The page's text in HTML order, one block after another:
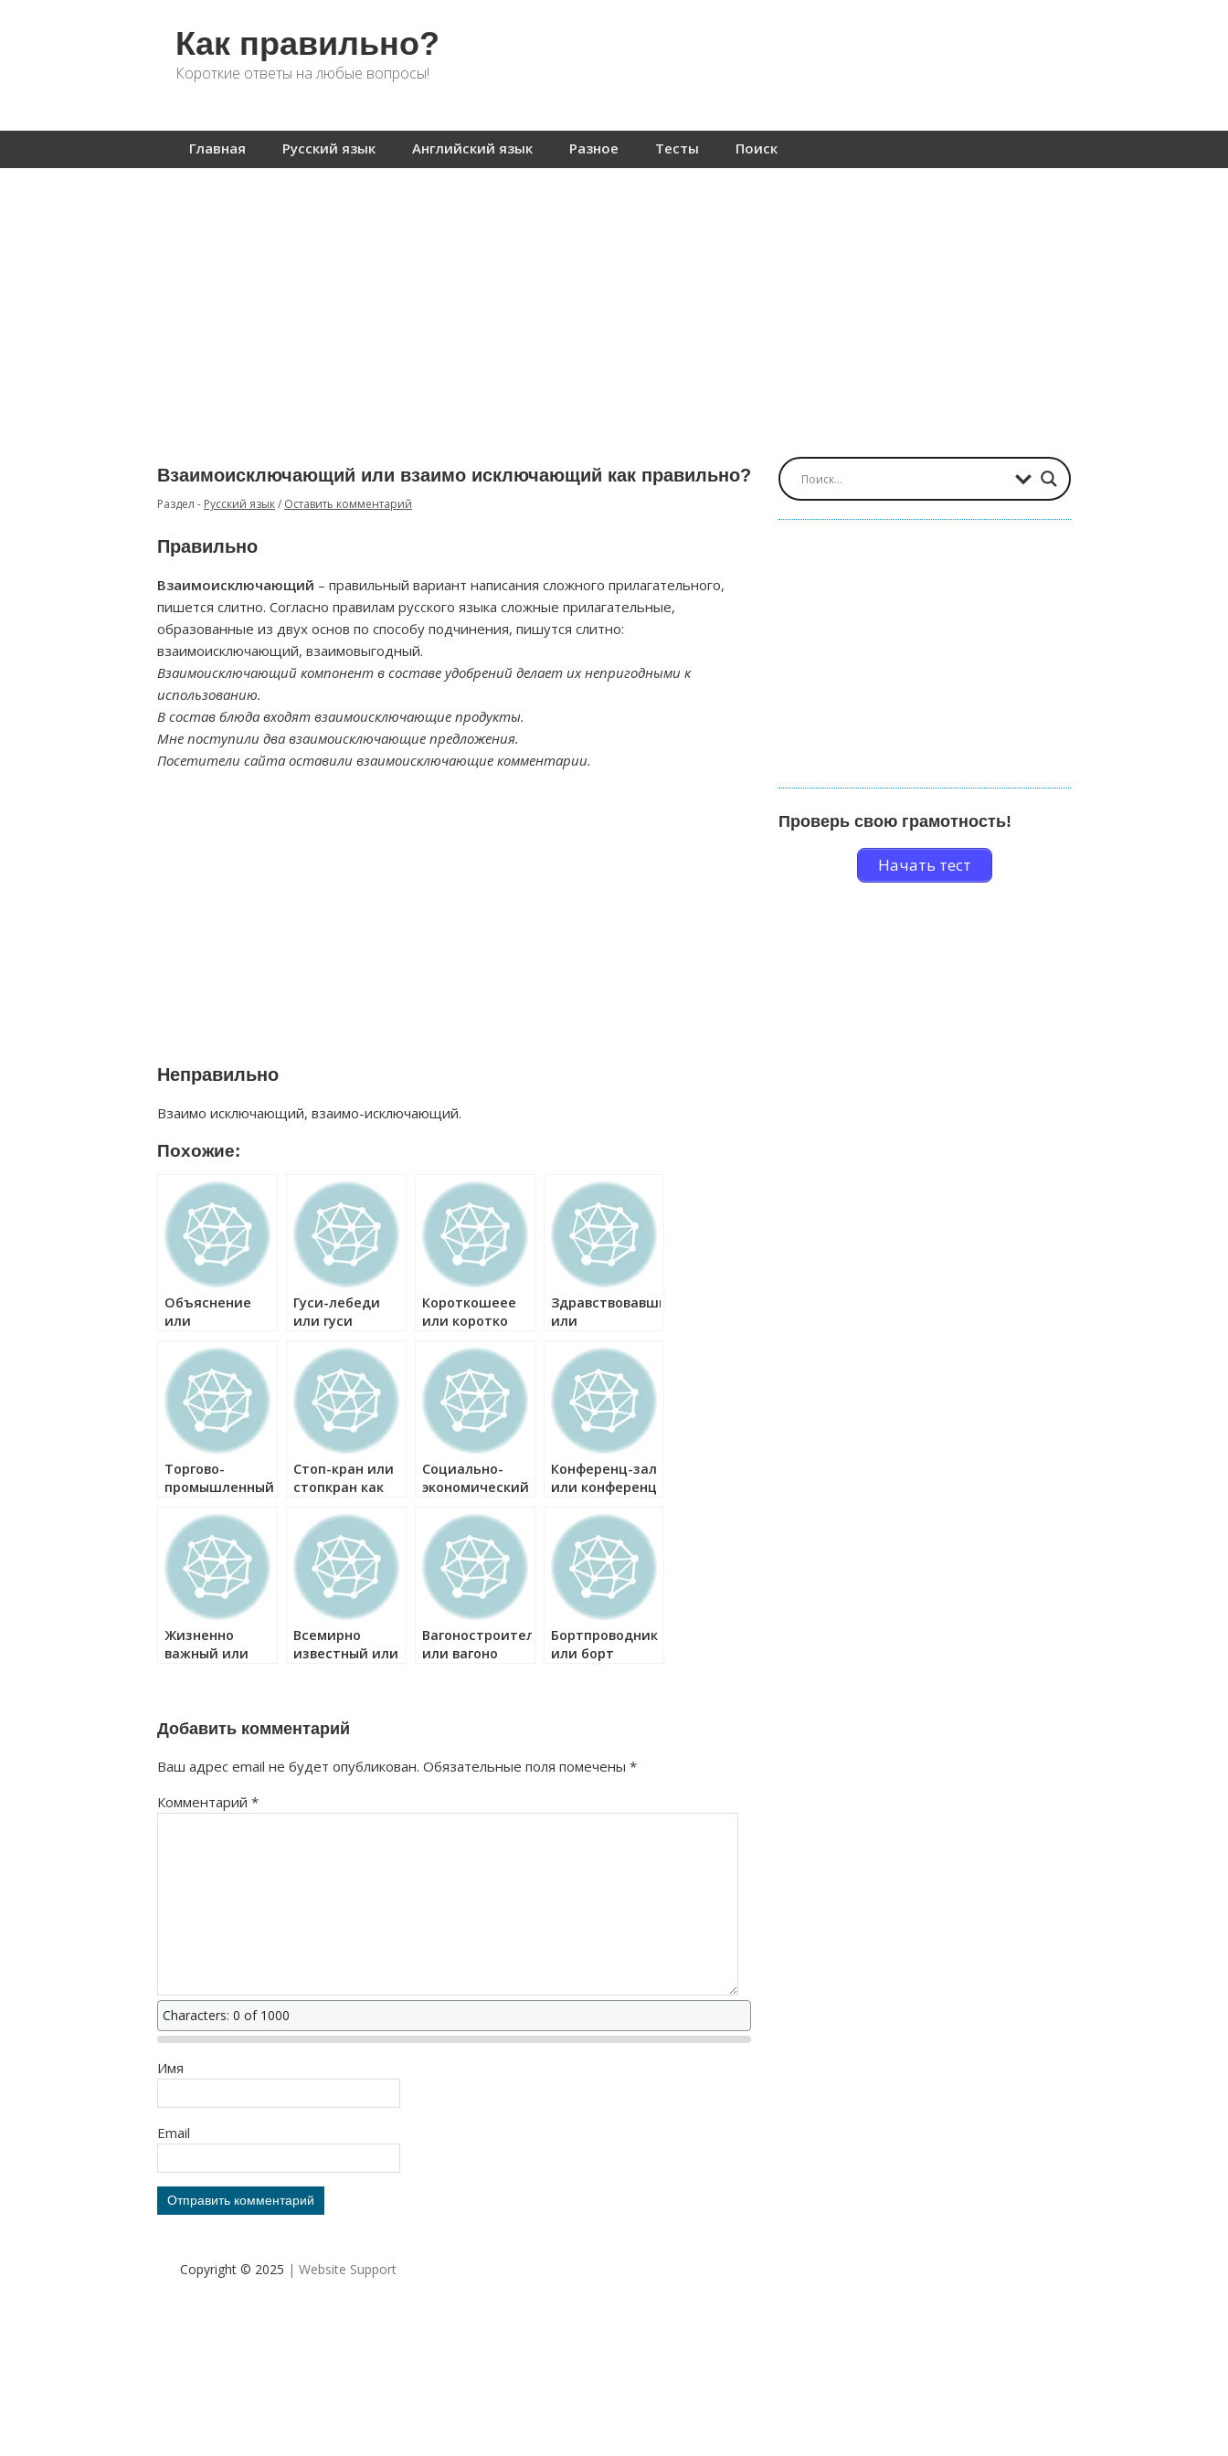
Как правильно?
Короткие ответы на любые вопросы!
Главная Русский язык Английский язык Разное Тесты Поиск
Взаимоисключающий или взаимо исключающий как правильно?
Раздел - Русский язык/ Оставить комментарий
Правильно
Взаимоисключающий – правильный вариант написания сложного прилагательного,
пишется слитно. Согласно правилам русского языка сложные прилагательные,
образованные из двух основ по способу подчинения, пишутся слитно:
взаимоисключающий, взаимовыгодный.
Взаимоисключающий компонент в составе удобрений делает их непригодными к
использованию.
В состав блюда входят взаимоисключающие продукты.
Мне поступили два взаимоисключающие предложения.
Посетители сайта оставили взаимоисключающие комментарии.
Неправильно
Взаимо исключающий, взаимо-исключающий.
Похожие:
Объяснение
или
правильно?
Гуси-лебеди
или гуси
правильно?
Короткошеее
или коротко
правильно?
Здравствовавший
или
как правильно?
Торгово-
промышленный
торговопромышленный
как правильно?
Стоп-кран или
стопкран как
Социально-
экономический
экономический
как правильно?
Конференц-зал
или конференц
правильно?
Жизненно
важный или
Всемирно
известный или
Вагоностроительный
или вагоно
Бортпроводник
или борт
Добавить комментарий
Ваш адрес email не будет опубликован. Обязательные поля помечены *
Комментарий *
Characters: 0 of 1000
Имя
Email
Проверь свою грамотность!
Начать тест
Copyright © 2025 | Website Support